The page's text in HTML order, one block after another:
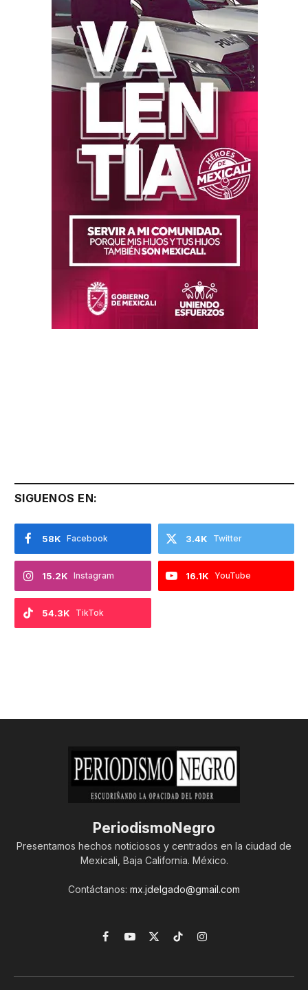
SIGUENOS EN:
Facebook
58K Twitter
3.4K
Instagram
15.2K YouTube
16.1K
TikTok
54.3K
PeriodismoNegro
Presentamos hechos noticiosos y centrados en la ciudad de
Mexicali, Baja California. México.
Contáctanos: mx.jdelgado@gmail.com
Facebook
YouTube
X
TikTokInstagram